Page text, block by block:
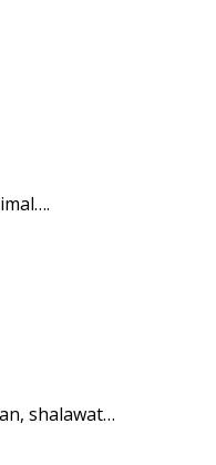
shalawat…